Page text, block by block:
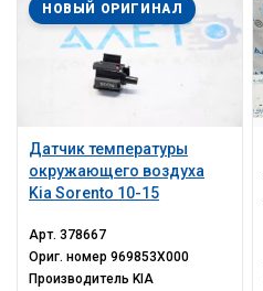
Датчик температуры
окружающего воздуха
Kia Sorento 10-15
НОВЫЙ ОРИГИНАЛ
Арт.378667
Ориг. номер969853X000
Производитель KIA